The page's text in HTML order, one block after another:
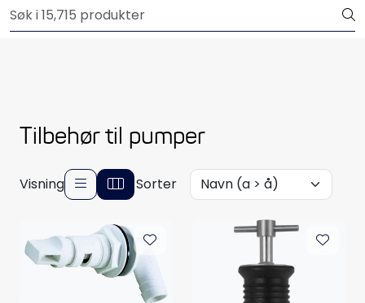
Skip to main content
Tilbehør til pumper
Visning Sorter
Motordeler
Propeller